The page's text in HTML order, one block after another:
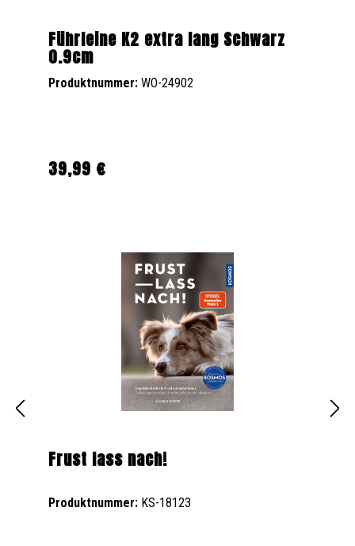
Führleine K2 extra lang Schwarz
0.9cm
Produktnummer: WO-24902
Regulärer Preis:
39,99 €
Frust lass nach!
Produktnummer: KS-18123